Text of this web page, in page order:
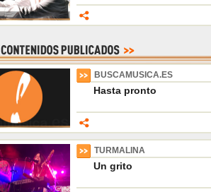
BUSCAMUSICA.ES
Hasta pronto
TURMALINA
Un grito